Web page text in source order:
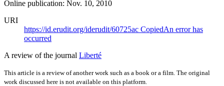
Online publication: Nov. 10, 2010
URI
https://id.erudit.org/iderudit/60725ac CopiedAn error has
occurred
A review of the journal Liberté
This article is a review of another work such as a book or a film. The original
work discussed here is not available on this platform.